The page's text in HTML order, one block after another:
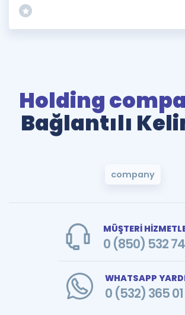
Holding
Bağlantılı
company
MÜŞTERİ
0 (850) 532
WHATSAPP
0 (532) 365